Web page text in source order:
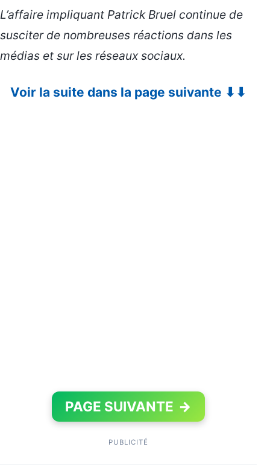
L’affaire impliquant Patrick Bruel continue de
susciter de nombreuses réactions dans les
médias et sur les réseaux sociaux.
Voir la suite dans la page suivante ⬇⬇
PAGE SUIVANTE →
PUBLICITÉ